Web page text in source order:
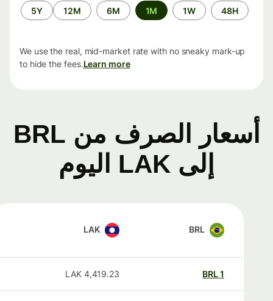
الفترة
الزمنية
48H
1W
1M
6M
12M
5Y
We use the real, mid-market rate with no sneaky mark-up
to hide the fees.Learn more
أسعار الصرف من BRL
إلى LAK اليوم
BRL
LAK
BRL
4,419.23
LAK